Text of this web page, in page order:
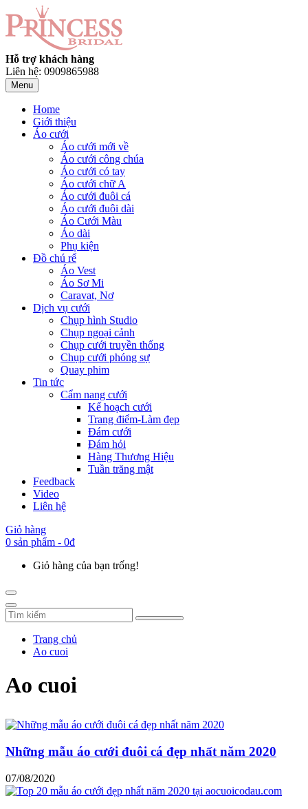
Hỗ trợ khách hàng
Liên hệ: 0909865988
Menu
Home
Giới thiệu
Áo cưới
Áo cưới mới về
Áo cưới công chúa
Áo cưới có tay
Áo cưới chữ A
Áo cưới đuôi cá
Áo cưới đuôi dài
Áo Cưới Màu
Áo dài
Phụ kiện
Đồ chú rể
Áo Vest
Áo Sơ Mi
Caravat, Nơ
Dịch vụ cưới
Chụp hình Studio
Chụp ngoại cảnh
Chụp cưới truyền thống
Chụp cưới phóng sự
Quay phim
Tin tức
Cẩm nang cưới
Kế hoạch cưới
Trang điểm-Làm đẹp
Đám cưới
Đám hỏi
Hàng Thương Hiệu
Tuần trăng mật
Feedback
Video
Liên hệ
Giỏ hàng
0 sản phẩm - 0đ
Giỏ hàng của bạn trống!
Trang chủ
Ao cuoi
Ao cuoi
Những mẫu áo cưới đuôi cá đẹp nhất năm 2020
07/08/2020